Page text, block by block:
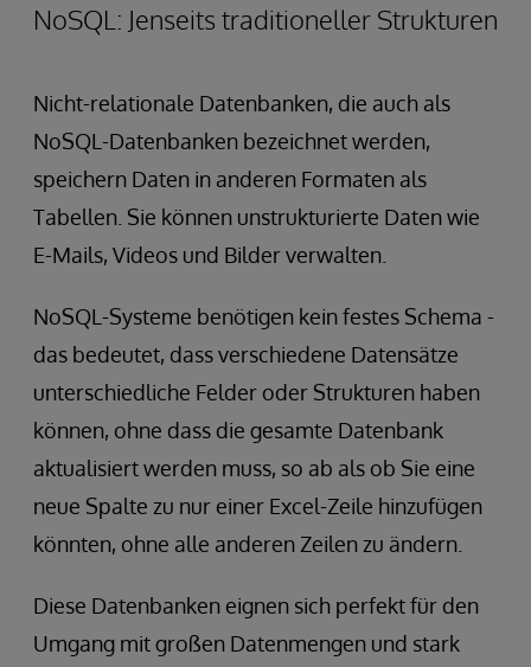
NoSQL: Jenseits traditioneller Strukturen
Nicht-relationale Datenbanken, die auch als
NoSQL-Datenbanken bezeichnet werden,
speichern Daten in anderen Formaten als
Tabellen. Sie können unstrukturierte Daten wie
E-Mails, Videos und Bilder verwalten.
NoSQL-Systeme benötigen kein festes Schema -
das bedeutet, dass verschiedene Datensätze
unterschiedliche Felder oder Strukturen haben
können, ohne dass die gesamte Datenbank
aktualisiert werden muss, so ab als ob Sie eine
neue Spalte zu nur einer Excel-Zeile hinzufügen
könnten, ohne alle anderen Zeilen zu ändern.
Diese Datenbanken eignen sich perfekt für den
Umgang mit großen Datenmengen und stark